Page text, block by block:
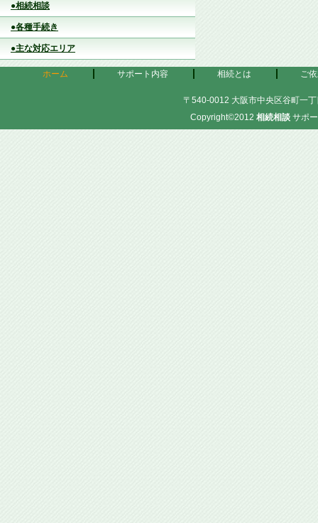
●相続相談
●各種手続き
●主な対応エリア
ホーム サポート内容 相続とは ご
〒540-0012 大阪市中央区谷町一
Copyright©2012 相続相談 サポ